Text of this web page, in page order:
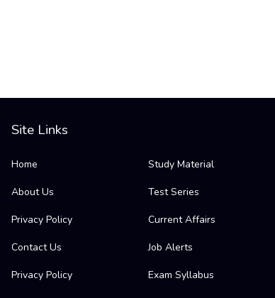
Site Links
Home
About Us
Privacy Policy
Contact Us
Privacy Policy
Study Material
Test Series
Current Affairs
Job Alerts
Exam Syllabus